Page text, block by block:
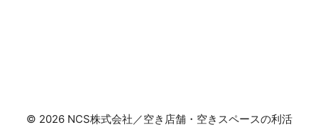
© 2026 NCS株式会社／空き店舗・空きスペースの利活